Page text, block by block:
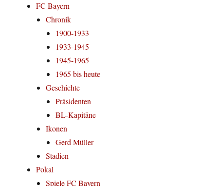
FC Bayern
Chronik
1900-1933
1933-1945
1945-1965
1965 bis heute
Geschichte
Präsidenten
BL-Kapitäne
Ikonen
Gerd Müller
Stadien
Pokal
Spiele FC Bayern